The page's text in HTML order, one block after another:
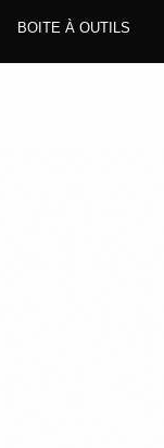
BOITE À OUTILS